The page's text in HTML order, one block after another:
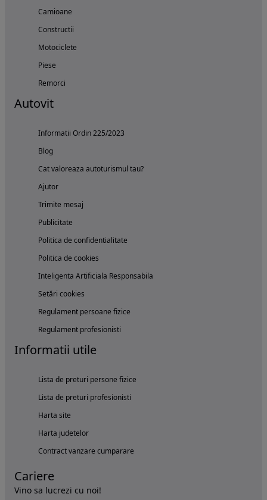
Camioane
Constructii
Motociclete
Piese
Remorci
Autovit
Informatii Ordin 225/2023
Blog
Cat valoreaza autoturismul tau?
Ajutor
Trimite mesaj
Publicitate
Politica de confidentialitate
Politica de cookies
Inteligenta Artificiala Responsabila
Setări cookies
Regulament persoane fizice
Regulament profesionisti
Informatii utile
Lista de preturi persone fizice
Lista de preturi profesionisti
Harta site
Harta judetelor
Contract vanzare cumparare
Cariere
Vino sa lucrezi cu noi!